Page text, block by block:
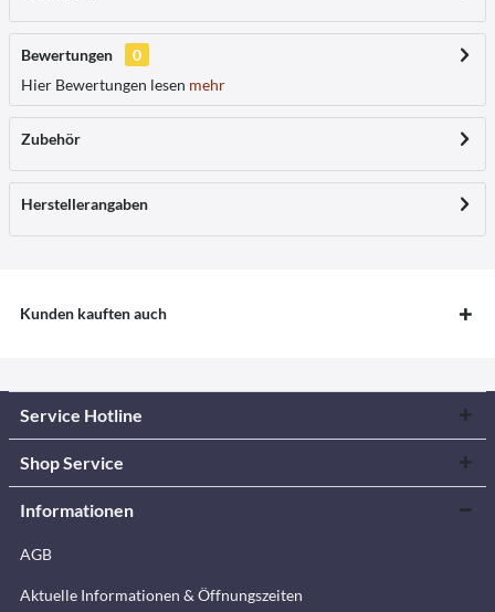
Bewertungen
0
Hier Bewertungen lesen mehr
Zubehör
Herstellerangaben
Kunden kauften auch
Service Hotline
Shop Service
Informationen
AGB
Aktuelle Informationen & Öffnungszeiten